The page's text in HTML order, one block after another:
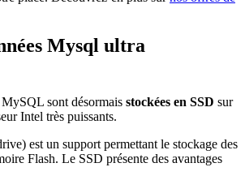
Mysql ultra
MySQL sont désormais stockées en SSD sur
Intel très puissants.
est un support permettant le stockage des
Flash. Le SSD présente des avantages